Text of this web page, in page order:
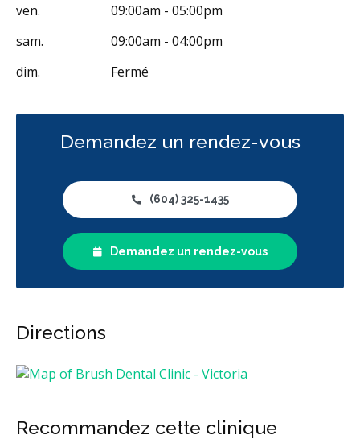
ven.
09:00am - 05:00pm
sam.
09:00am - 04:00pm
dim.
Fermé
Demandez un rendez-vous
(604) 325-1435
Demandez un rendez-vous
Directions
Recommandez cette clinique